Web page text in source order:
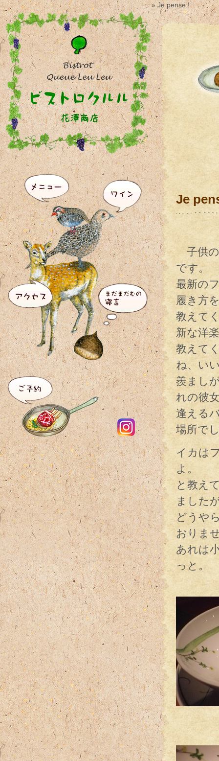
» Je pense !
Je
子供の
です。
最新の
履き方
教えて
新な洋
教えて
ね、い
羨まし
れの彼
逢える
場所で
イカは
よ。
と教え
ました
どうや
おりま
あれは
っと。
ア
足
白